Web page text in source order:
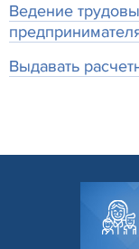
Ведение
Выдавать